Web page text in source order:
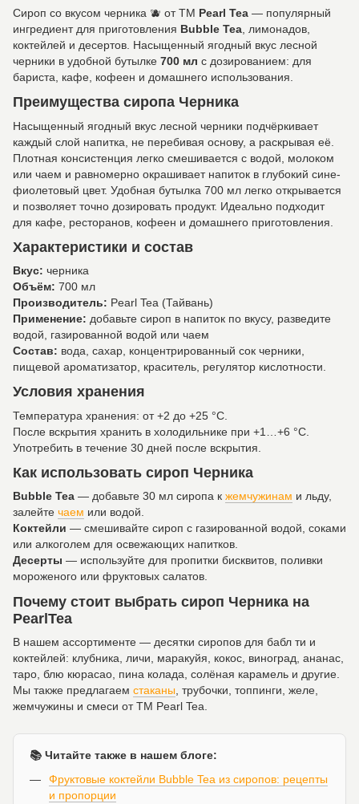
Сироп со вкусом черника 🫐 от ТМ Pearl Tea — популярный
ингредиент для приготовления Bubble Tea , лимонадов,
коктейлей и десертов. Насыщенный ягодный вкус лесной
черники в удобной бутылке 700 мл с дозированием: для
бариста, кафе, кофеен и домашнего использования.
Преимущества сиропа Черника
Насыщенный ягодный вкус лесной черники подчёркивает
каждый слой напитка, не перебивая основу, а раскрывая её.
Плотная консистенция легко смешивается с водой, молоком
или чаем и равномерно окрашивает напиток в глубокий сине-
фиолетовый цвет. Удобная бутылка 700 мл легко открывается
и позволяет точно дозировать продукт. Идеально подходит
для кафе, ресторанов, кофеен и домашнего приготовления.
Характеристики и состав
Вкус: черника
Объём: 700 мл
Производитель: Pearl Tea (Тайвань)
Применение: добавьте сироп в напиток по вкусу, разведите
водой, газированной водой или чаем
Состав: вода, сахар, концентрированный сок черники,
пищевой ароматизатор, краситель, регулятор кислотности.
Условия хранения
Температура хранения: от +2 до +25 °C.
После вскрытия хранить в холодильнике при +1…+6 °C.
Употребить в течение 30 дней после вскрытия.
Как использовать сироп Черника
Bubble Tea — добавьте 30 мл сиропа к жемчужинам и льду,
залейте чаем или водой.
Коктейли — смешивайте сироп с газированной водой, соками
или алкоголем для освежающих напитков.
Десерты — используйте для пропитки бисквитов, поливки
мороженого или фруктовых салатов.
Почему стоит выбрать сироп Черника на
PearlTea
В нашем ассортименте — десятки сиропов для бабл ти и
коктейлей: клубника, личи, маракуйя, кокос, виноград, ананас,
таро, блю кюрасао, пина колада, солёная карамель и другие.
Мы также предлагаем стаканы , трубочки, топпинги, желе,
жемчужины и смеси от ТМ Pearl Tea.
📚 Читайте также в нашем блоге:
Фруктовые коктейли Bubble Tea из сиропов: рецепты
и пропорции